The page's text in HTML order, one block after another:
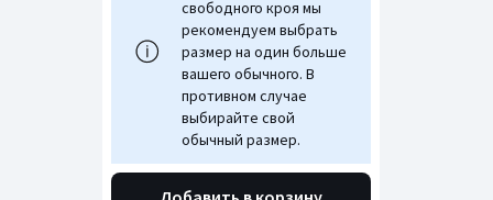
свободного кроя мы
рекомендуем выбрать
размер на один больше
вашего обычного. В
противном случае
выбирайте свой
обычный размер.